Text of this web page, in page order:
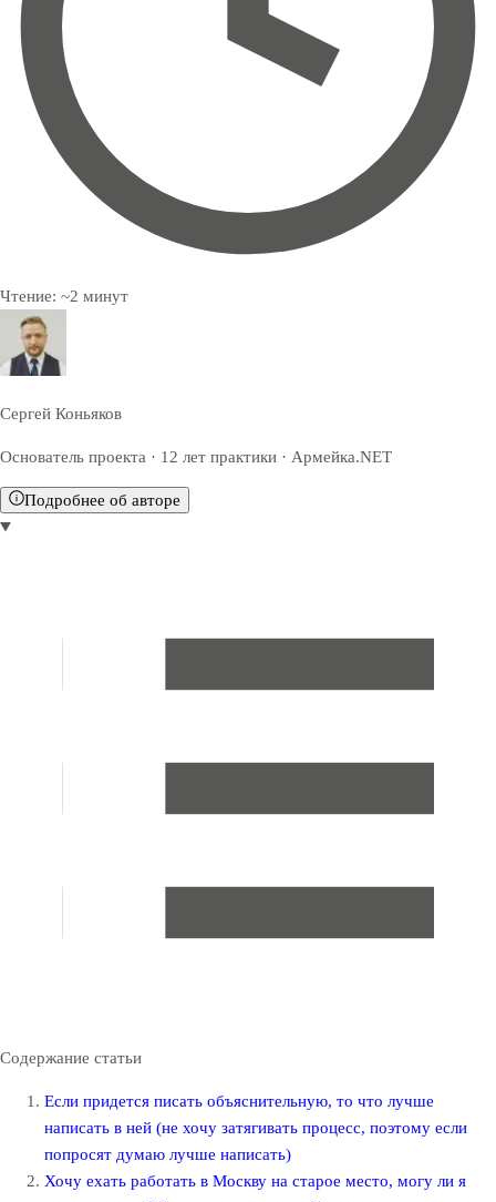
Чтение: ~2 минут
Сергей Коньяков
Основатель проекта · 12 лет практики · Армейка.NET
Подробнее об авторе
Содержание статьи
Если придется писать объяснительную, то что лучше
написать в ней (не хочу затягивать процесс, поэтому если
попросят думаю лучше написать)
Хочу ехать работать в Москву на старое место, могу ли я